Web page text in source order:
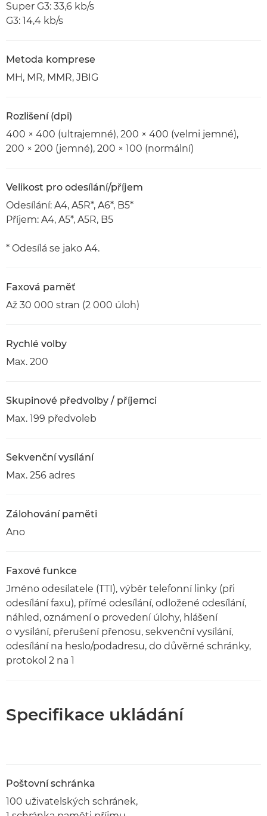
Super G3: 33,6 kb/s
G3: 14,4 kb/s
Metoda komprese
MH, MR, MMR, JBIG
Rozlišení (dpi)
400 × 400 (ultrajemné), 200 × 400 (velmi jemné),
200 × 200 (jemné), 200 × 100 (normální)
Velikost pro odesílání/příjem
Odesílání: A4, A5R*, A6*, B5*
Příjem: A4, A5*, A5R, B5
* Odesílá se jako A4.
Faxová paměť
Až 30 000 stran (2 000 úloh)
Rychlé volby
Max. 200
Skupinové předvolby / příjemci
Max. 199 předvoleb
Sekvenční vysílání
Max. 256 adres
Zálohování paměti
Ano
Faxové funkce
Jméno odesílatele (TTI), výběr telefonní linky (při
odesílání faxu), přímé odesílání, odložené odesílání,
náhled, oznámení o provedení úlohy, hlášení
o vysílání, přerušení přenosu, sekvenční vysílání,
odesílání na heslo/podadresu, do důvěrné schránky,
protokol 2 na 1
Specifikace ukládání
Poštovní schránka
100 uživatelských schránek,